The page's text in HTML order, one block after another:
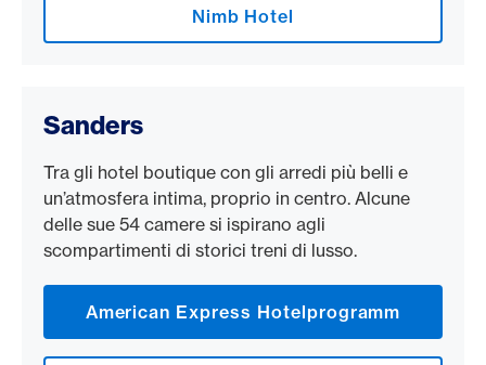
Nimb Hotel
Sanders
Tra gli hotel boutique con gli arredi più belli e
un’atmosfera intima, proprio in centro. Alcune
delle sue 54 camere si ispirano agli
scompartimenti di storici treni di lusso.
American Express Hotelprogramm